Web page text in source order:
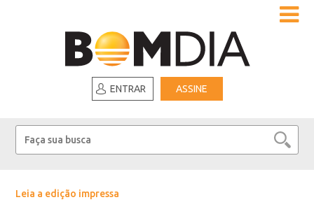
ENTRAR ASSINE
Leia a edição impressa